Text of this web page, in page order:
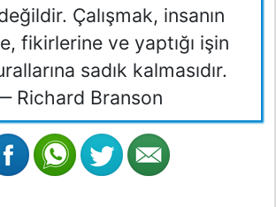
Çalışmak, insanın
fikirlerine ve yaptığı işin
sadık kalmasıdır.
Richard Branson